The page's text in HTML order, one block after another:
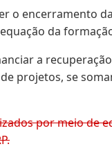
encerramento
da
a
projetos, se
por meio de